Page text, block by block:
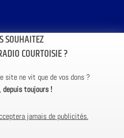
SOUHAITEZ
COURTOISIE ?
site ne vit que de vos dons ?
depuis toujours !
jamais de publicités.